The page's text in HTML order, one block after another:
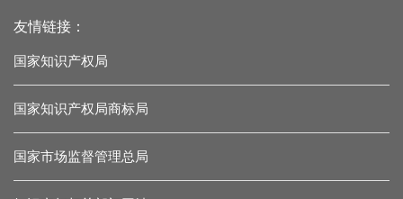
友情链接：
国家知识产权局
国家知识产权局商标局
国家市场监督管理总局